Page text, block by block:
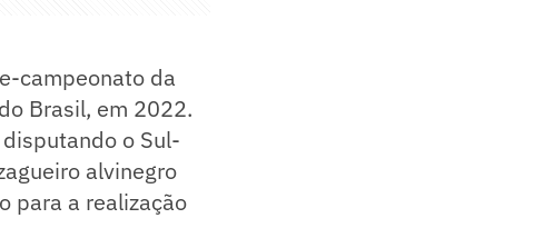
campeonato da
Brasil, em 2022.
o Sul-
alvinegro
para a realização